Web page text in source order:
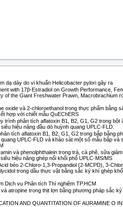
dạ dày do vi khuẩn Helicobacter pylori gây ra
with 17β-Estradiol on Growth Performance,
of the Giant Freshwater Prawn, Macrobrachium
oxide và 2-chloroethanol trong thực phẩm bằng
hợp với chiết mẫu QuEChERS
trình phân tích aflatoxin B1, B2, G1, G2 trong bột
hiệu năng đầu dò huỳnh quang UPLC-FLD.
tích aflatoxin B1, B2, G1, G2 trong bắp bằng
UPLC-FLD và khảo sát một số mẫu bắp và
và phenolphthalein trong trà, cà phê, sữa
hiệu năng ghép nối khối phổ UPLC-MS/MS
béo 2-Chloro-1,3-Propandiol (2-MCPD), 3-
trong dầu thực vật bằng sắc ký khí ghép
Dịch vụ Phân tích Thí nghiệm TP.HCM
atropine trong thịt lợn bằng phương pháp sắc ký
AND QUANTITATION OF AURAMINE O